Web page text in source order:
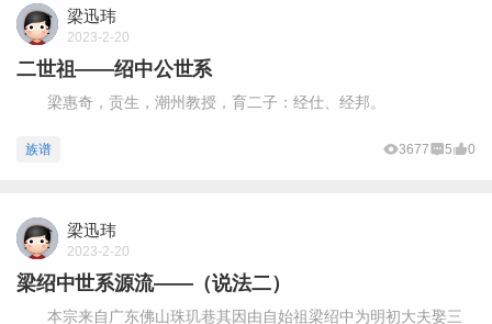
梁迅玮
2023-2-20
二世祖——绍中公世系
梁惠奇，贡生，潮州教授，育二子：经仕、经邦。
族谱 3677 5 0
梁迅玮
2023-2-20
梁绍中世系源流——（说法二）
本宗来自广东佛山珠玑巷其因由自始祖梁绍中为明初大夫娶三